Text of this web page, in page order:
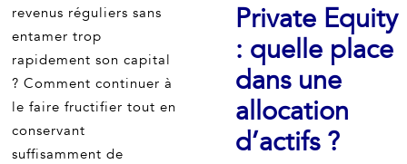
revenus réguliers sans
entamer trop
rapidement son capital
? Comment continuer à
le faire fructifier tout en
conservant
suffisamment de
Private Equity
: quelle place
dans une
allocation
d’actifs ?